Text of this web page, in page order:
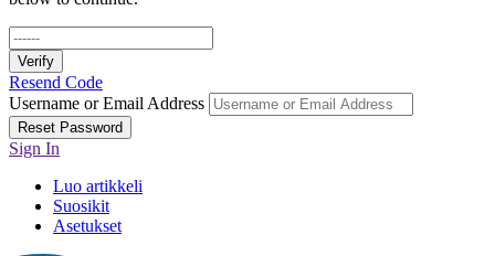
Verify
Resend Code
Username or Email Address
Reset Password
Sign In
Luo artikkeli
Suosikit
Asetukset